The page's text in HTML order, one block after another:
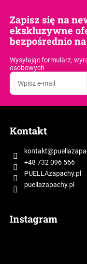
Zapisz się na
ekskluzywne
bezpośrednio
Wysyłając formularz,
osobowych
Kontakt
kontakt@
+48 732 096 566
PUELLAzapachy.pl
puellazapachy.pl
Instagram